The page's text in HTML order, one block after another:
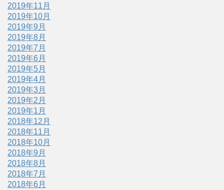
2019年11月
2019年10月
2019年9月
2019年8月
2019年7月
2019年6月
2019年5月
2019年4月
2019年3月
2019年2月
2019年1月
2018年12月
2018年11月
2018年10月
2018年9月
2018年8月
2018年7月
2018年6月